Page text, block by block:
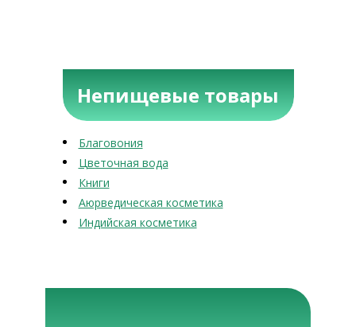
Непищевые товары
Благовония
Цветочная вода
Книги
Аюрведическая косметика
Индийская косметика